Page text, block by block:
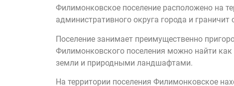
Филимонковское поселение расположено на
административного округа города и
Поселение занимает преимущественно
Филимонковского поселения можно найти
земли и природными ландшафтами.
На территории поселения Филимонковское